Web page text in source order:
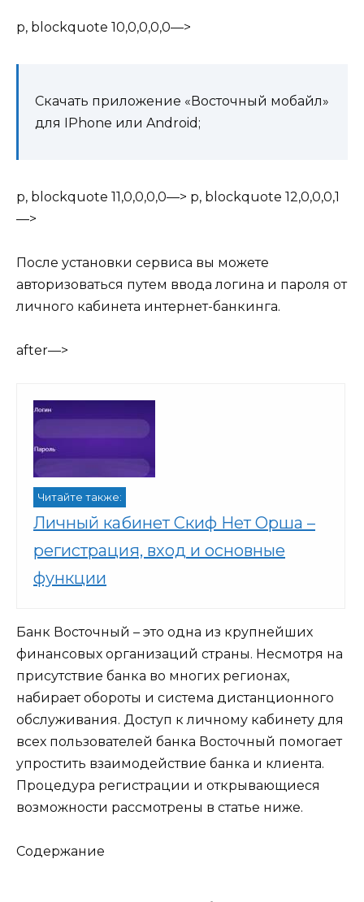
p, blockquote 10,0,0,0,0—>
Скачать приложение «Восточный мобайл»
для IPhone или Android;
p, blockquote 11,0,0,0,0—> p, blockquote 12,0,0,0,1
—>
После установки сервиса вы можете
авторизоваться путем ввода логина и пароля от
личного кабинета интернет-банкинга.
after—>
Читайте также:
Личный кабинет Скиф Нет Орша –
регистрация, вход и основные
функции
Банк Восточный – это одна из крупнейших
финансовых организаций страны. Несмотря на
присутствие банка во многих регионах,
набирает обороты и система дистанционного
обслуживания. Доступ к личному кабинету для
всех пользователей банка Восточный помогает
упростить взаимодействие банка и клиента.
Процедура регистрации и открывающиеся
возможности рассмотрены в статье ниже.
Содержание